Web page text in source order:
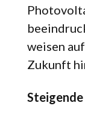
weisen
Zukunft